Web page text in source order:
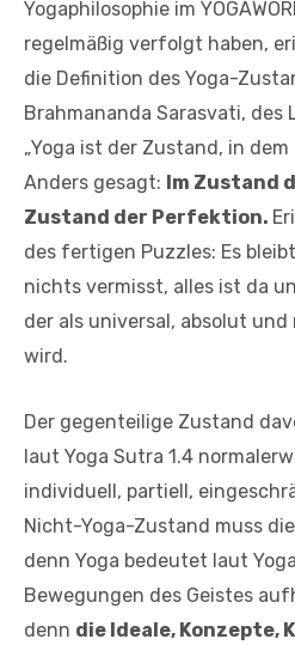
Yogaphilosophie im
regelmäßig verfolgt haben,
die Definition des Yoga-
Brahmananda Sarasvati, des
„Yoga ist der Zustand, in
Anders gesagt: Im Zustand
Zustand der Perfektion.
des fertigen Puzzles: Es
nichts vermisst, alles ist da
der als universal, absolut
wird.
Der gegenteilige Zustand
laut Yoga Sutra 1.4
individuell, partiell,
Nicht-Yoga-Zustand muss
denn Yoga bedeutet laut
Bewegungen des Geistes
denn die Ideale, Konzepte,